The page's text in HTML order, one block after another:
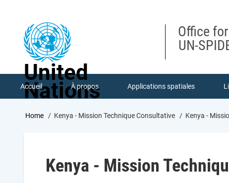
United
Nations
Office
UN-
Accueil À propos Applications spatiales
Breadcrumb
Home Kenya - Mission Technique Consultative Kenya -
Kenya - Mission